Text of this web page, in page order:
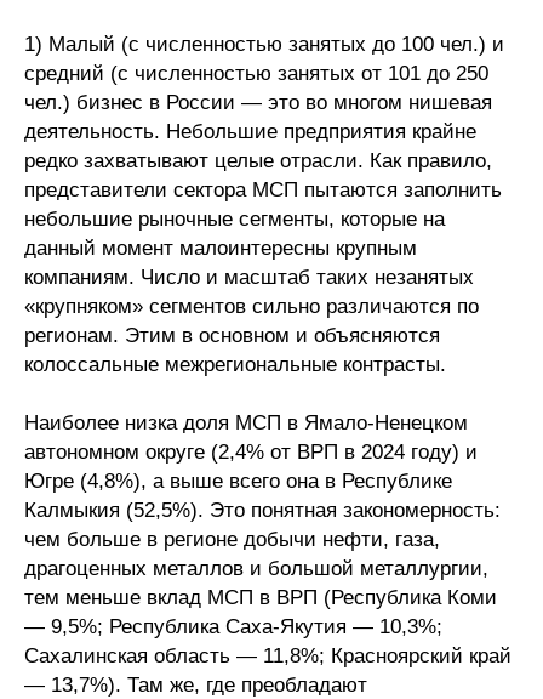
1) Малый (с численностью занятых до 100 чел.) и
средний (с численностью занятых от 101 до 250
чел.) бизнес в России — это во многом нишевая
деятельность. Небольшие предприятия крайне
редко захватывают целые отрасли. Как правило,
представители сектора МСП пытаются заполнить
небольшие рыночные сегменты, которые на
данный момент малоинтересны крупным
компаниям. Число и масштаб таких незанятых
«крупняком» сегментов сильно различаются по
регионам. Этим в основном и объясняются
колоссальные межрегиональные контрасты.
Наиболее низка доля МСП в Ямало-Ненецком
автономном округе (2,4% от ВРП в 2024 году) и
Югре (4,8%), а выше всего она в Республике
Калмыкия (52,5%). Это понятная закономерность:
чем больше в регионе добычи нефти, газа,
драгоценных металлов и большой металлургии,
тем меньше вклад МСП в ВРП (Республика Коми
— 9,5%; Республика Саха-Якутия — 10,3%;
Сахалинская область — 11,8%; Красноярский край
— 13,7%). Там же, где преобладают